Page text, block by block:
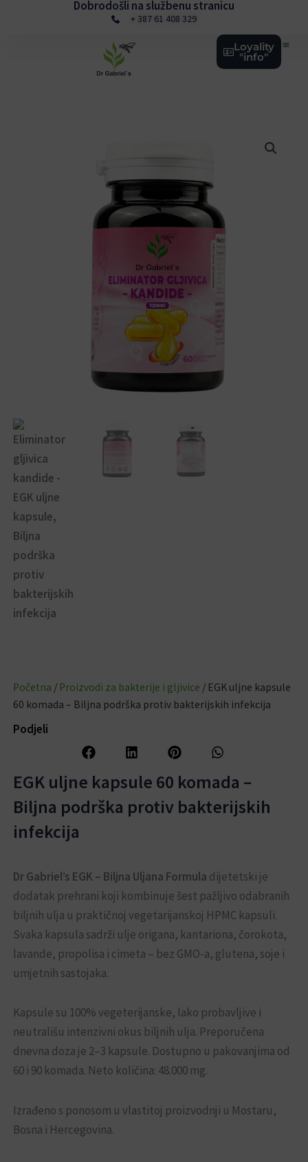
Dobrodošli na službenu stranicu
+ 387 61 408 329
Loyality
"info"
Početna / Proizvodi za bakterije i gljivice / EGK uljne kapsule
60 komada – Biljna podrška protiv bakterijskih infekcija
Podjeli
EGK uljne kapsule 60 komada –
Biljna podrška protiv bakterijskih
infekcija
Dr Gabriel’s EGK – Biljna Uljana Formula dijetetski je
dodatak prehrani koji kombinuje šest pažljivo odabranih
biljnih ulja u praktičnoj vegetarijanskoj HPMC kapsuli.
Svaka kapsula sadrži ulje origana, kantariona, čorokota,
lavande, propolisa i cimeta – bez GMO-a, glutena, soje i
umjetnih sastojaka.
Kapsule su 100% vegeterijanske, lako probavljive i
neutrališu intenzivni okus biljnih ulja. Preporučena
dnevna doza je 2–3 kapsule. Dostupno u pakovanjima od
60 i 90 komada. Neto količina: 48.000 mg.
Izrađeno s ponosom u vlastitoj proizvodnji u Mostaru,
Bosna i Hercegovina.